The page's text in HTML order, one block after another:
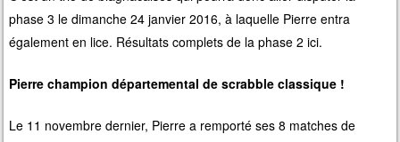
phase 3 le dimanche 24 janvier 2016, à laquelle Pierre entra
également en lice. Résultats complets de la phase 2ici.
Pierre champion départemental de scrabble classique !
Le 11 novembre dernier, Pierre a remporté ses 8 matches de